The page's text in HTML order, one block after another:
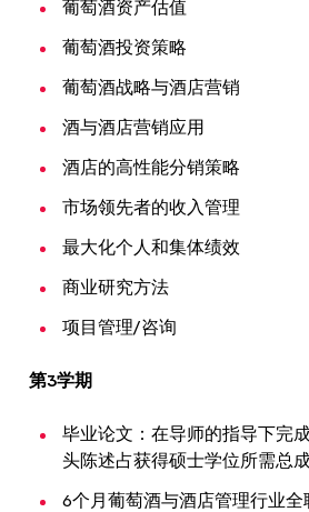
葡萄酒资产估值
葡萄酒投资策略
葡萄酒战略与酒店营销
酒与酒店营销应用
酒店的高性能分销策略
市场领先者的收入管理
最大化个人和集体绩效
商业研究方法
项目管理/咨询
第3学期
毕业论文：在导师的指导下完
头陈述占获得硕士学位所需总
6个月葡萄酒与酒店管理行业全